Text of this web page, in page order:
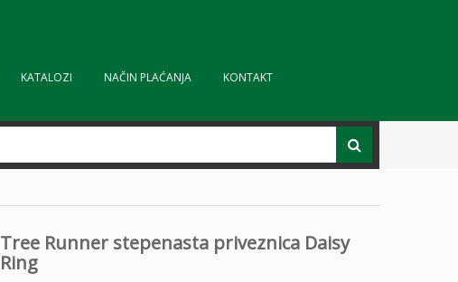
KATALOZI NAČIN PLAĆANJA KONTAKT
Tree Runner stepenasta priveznica Daisy
Ring